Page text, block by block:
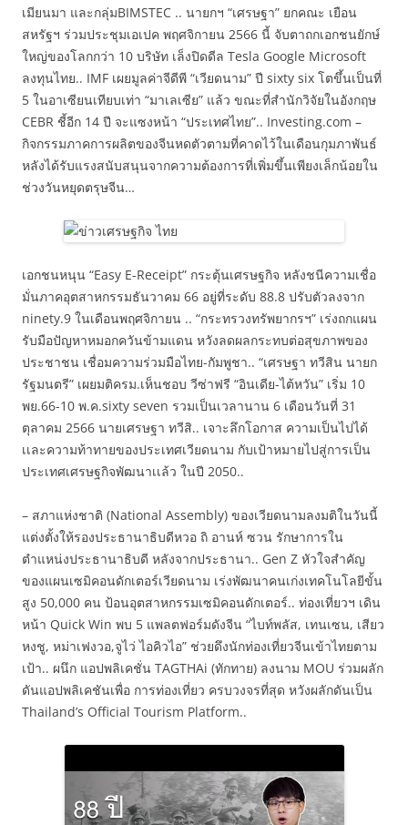
เมียนมา และกลุ่มBIMSTEC .. นายกฯ “เศรษฐา” ยกคณะ เยือน
สหรัฐฯ ร่วมประชุมเอเปค พฤศจิกายน 2566 นี้ จับตาถกเอกชนยักษ์
ใหญ่ของโลกกว่า 10 บริษัท เล็งปิดดีล Tesla Google Microsoft
ลงทุนไทย.. IMF เผยมูลค่าจีดีพี “เวียดนาม” ปี sixty six โตขึ้นเป็นที่
5 ในอาเซียนเทียบเท่า “มาเลเซีย” แล้ว ขณะที่สำนักวิจัยในอังกฤษ
CEBR ชี้อีก 14 ปี จะแซงหน้า “ประเทศไทย”.. Investing.com –
กิจกรรมภาคการผลิตของจีนหดตัวตามที่คาดไว้ในเดือนกุมภาพันธ์
หลังได้รับแรงสนับสนุนจากความต้องการที่เพิ่มขึ้นเพียงเล็กน้อยใน
ช่วงวันหยุดตรุษจีน…
เอกชนหนุน “Easy E-Receipt” กระตุ้นเศรษฐกิจ หลังชนีความเชื่อ
มั่นภาคอุตสาหกรรมธันวาคม 66 อยู่ที่ระดับ 88.8 ปรับตัวลงจาก
ninety.9 ในเดือนพฤศจิกายน .. “กระทรวงทรัพยากรฯ” เร่งถกแผน
รับมือปัญหาหมอกควันข้ามแดน หวังลดผลกระทบต่อสุขภาพของ
ประชาชน เชื่อมความร่วมมือไทย-กัมพูชา.. “เศรษฐา ทวีสิน นายก
รัฐมนตรี” เผยมติครม.เห็นชอบ วีซ่าฟรี “อินเดีย-ไต้หวัน” เริ่ม 10
พย.66-10 พ.ค.sixty seven รวมเป็นเวลานาน 6 เดือนวันที่ 31
ตุลาคม 2566 นายเศรษฐา ทวีสิ.. เจาะลึกโอกาส ความเป็นไปได้
เเละความท้าทายของประเทศเวียดนาม กับเป้าหมายไปสู่การเป็น
ประเทศเศรษฐกิจพัฒนาเเล้ว ในปี 2050..
– สภาแห่งชาติ (National Assembly) ของเวียดนามลงมติในวันนี้
แต่งตั้งให้รองประธานาธิบดีหวอ ถิ อานห์ ซวน รักษาการใน
ตำแหน่งประธานาธิบดี หลังจากประธานา.. Gen Z หัวใจสำคัญ
ของแผนเซมิคอนดักเตอร์เวียดนาม เร่งพัฒนาคนเก่งเทคโนโลยีขั้น
สูง 50,000 คน ป้อนอุตสาหกรรมเซมิคอนดักเตอร์.. ท่องเที่ยวฯ เดิน
หน้า Quick Win พบ 5 แพลตฟอร์มดังจีน “ไบท์พลัส, เทนเซน, เสียว
หงชู, หม่าเฟงวอ,จูไว่ ไอคิวไอ” ช่วยดึงนักท่องเที่ยวจีนเข้าไทยตาม
เป้า.. ผนึก แอปพลิเคชั่น TAGTHAi (ทักทาย) ลงนาม MOU ร่วมผลัก
ดันแอปพลิเคชันเพื่อ การท่องเที่ยว ครบวงจรที่สุด หวังผลักดันเป็น
Thailand’s Official Tourism Platform..